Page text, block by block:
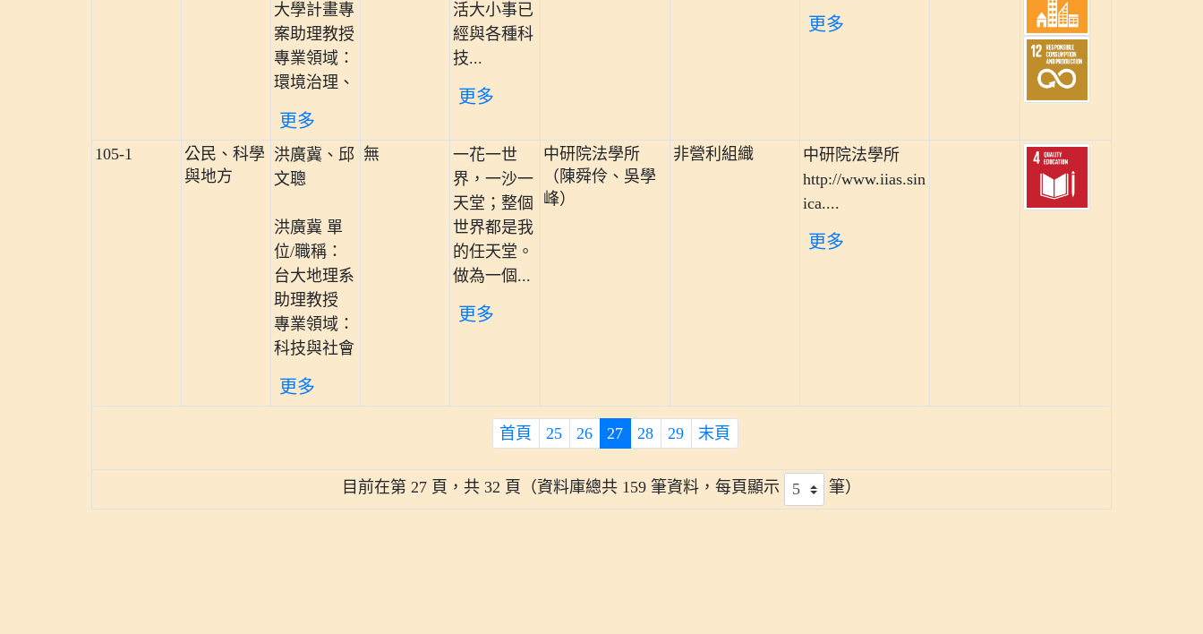
大學計畫專
案助理教授
專業領域：
環境治理、
更多
活大小事已
經與各種科
技...
更多
更多
105-1
公民、科學
與地方
洪廣冀、邱
文聰
洪廣冀 單
位/職稱：
台大地理系
助理教授
專業領域：
科技與社會
更多
無
一花一世
界，一沙一
天堂；整個
世界都是我
的任天堂。
做為一個...
更多
中研院法學所
（陳舜伶、吳學
峰）
非營利組織
中研院法學所
http://www.iias.sin
ica....
更多
首頁 25 26 27 28 29 末頁
目前在第 27 頁，共 32 頁（資料庫總共 159 筆資料，每頁顯示 筆）